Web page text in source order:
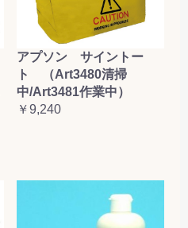
アプソン サイントー
ト （Art3480清掃
中/Art3481作業中）
￥9,240